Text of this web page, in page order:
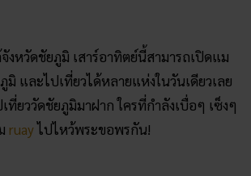
งหวัดชัยภูมิ เสาร์อาทิตย์นี้สามารถเปิดแม
และไปเที่ยวได้หลายแห่งในวันเดียวเลย
ยววัดชัยภูมิมาฝาก ใครที่กำลังเบื่อๆ เซ็งๆ
ruayไปไหว้พระขอพรกัน!